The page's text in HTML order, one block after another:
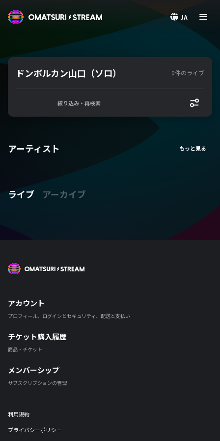
JA
ドンボルカン山口（ソロ） 0件のライブ
絞り込み・再検索
アーティスト
ライブ アーカイブ
アカウント
プロフィール、ログインとセキュリティ、配送と支払い
チケット購入履歴
商品・チケット
メンバーシップ
サブスクリプションの管理
利用規約
プライバシーポリシー